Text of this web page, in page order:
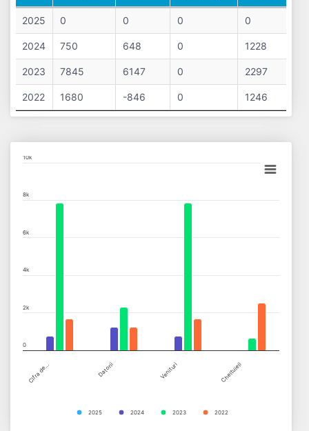
#
Afaceri
Net
Salariați
2025 0 0 0 0
2024 750 648 0 1228
2023 7845 6147 0 2297
2022 1680 -846 0 1246
Chart
View as data table, Chart
The chart has 1 Y axis displaying values. Data ranges from 0 to
Cifra de… Datorii Venituri Cheltuieli
2025 2024 2023 2022
0
2k
4k
6k
8k
10k